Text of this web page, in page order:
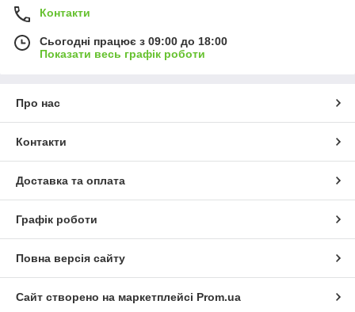
Контакти
Сьогодні працює з 09:00 до 18:00
Показати весь графік роботи
Про нас
Контакти
Доставка та оплата
Графік роботи
Повна версія сайту
Сайт створено на маркетплейсі Prom.ua